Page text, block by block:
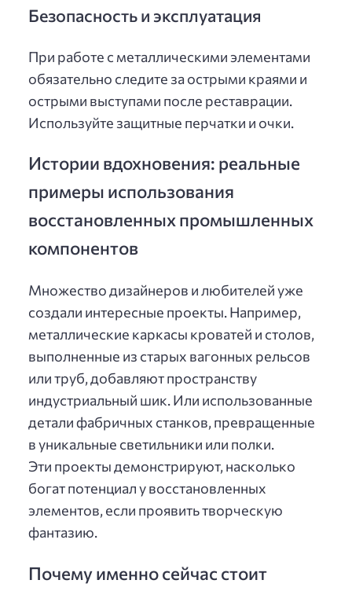
Безопасность и эксплуатация
При работе с металлическими элементами
обязательно следите за острыми краями и
острыми выступами после реставрации.
Используйте защитные перчатки и очки.
Истории вдохновения: реальные
примеры использования
восстановленных промышленных
компонентов
Множество дизайнеров и любителей уже
создали интересные проекты. Например,
металлические каркасы кроватей и столов,
выполненные из старых вагонных рельсов
или труб, добавляют пространству
индустриальный шик. Или использованные
детали фабричных станков, превращенные
в уникальные светильники или полки.
Эти проекты демонстрируют, насколько
богат потенциал у восстановленных
элементов, если проявить творческую
фантазию.
Почему именно сейчас стоит